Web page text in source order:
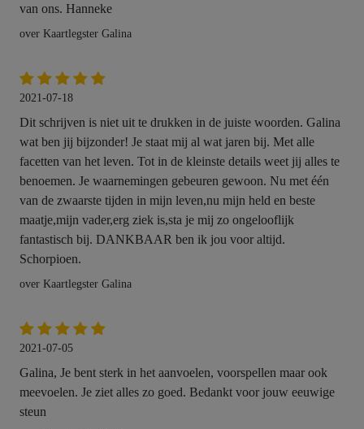
van ons. Hanneke
over Kaartlegster Galina
2021-07-18
Dit schrijven is niet uit te drukken in de juiste woorden. Galina
wat ben jij bijzonder! Je staat mij al wat jaren bij. Met alle
facetten van het leven. Tot in de kleinste details weet jij alles te
benoemen. Je waarnemingen gebeuren gewoon. Nu met één
van de zwaarste tijden in mijn leven,nu mijn held en beste
maatje,mijn vader,erg ziek is,sta je mij zo ongelooflijk
fantastisch bij. DANKBAAR ben ik jou voor altijd.
Schorpioen.
over Kaartlegster Galina
2021-07-05
Galina, Je bent sterk in het aanvoelen, voorspellen maar ook
meevoelen. Je ziet alles zo goed. Bedankt voor jouw eeuwige
steun